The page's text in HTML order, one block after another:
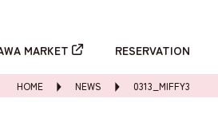
MARKET RESERVATION
HOME NEWS 0313_MIFFY3